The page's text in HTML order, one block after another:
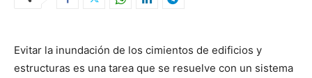
Evitar la inundación de los cimientos de edificios y
estructuras es una tarea que se resuelve con un sistema